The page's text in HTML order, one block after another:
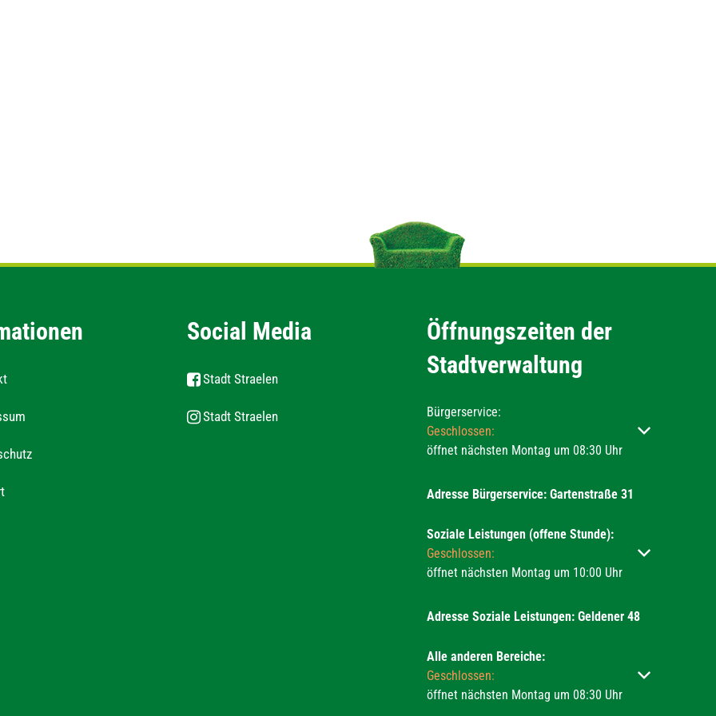
Social Media
Stadt Straelen
Stadt Straelen
Öffnungszeiten der
Stadtverwaltung
Bürgerservice:
Klicken, um weitere Öffnungs- oder Schließzeiten
Geschlossen:
öffnet nächsten Montag um 08:30 Uhr
Adresse Bürgerservice: Gartenstraße 31
Soziale Leistungen (offene Stunde):
Klicken, um weitere Öffnungs- oder Schließzeiten
Geschlossen:
öffnet nächsten Montag um 10:00 Uhr
Adresse Soziale Leistungen: Geldener 48
Alle anderen Bereiche:
Klicken, um weitere Öffnungs- oder Schließzeiten
Geschlossen:
öffnet nächsten Montag um 08:30 Uhr